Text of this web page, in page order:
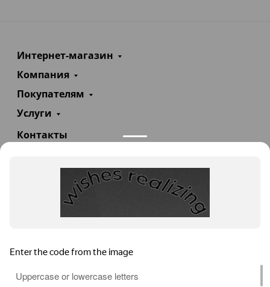
Интернет-магазин
Компания
Покупателям
Услуги
Контакты
info@teploexpert.com
Пн—Сб 09:00 – 18:00
TeploExpert.com © 2008 - 2026 Оборудование для
систем отопления, водоснабжения, канализации